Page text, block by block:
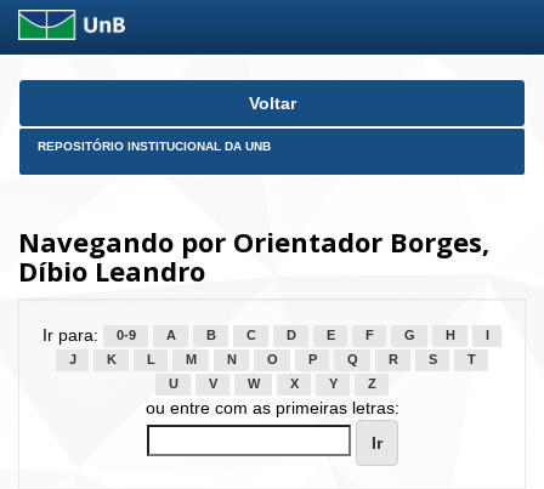
Skip
Voltar
REPOSITÓRIO INSTITUCIONAL DA UNB
Navegando por Orientador Borges,
Díbio Leandro
Ir para: 0-9 A B C D E F G H
J
K L M N O P Q R S
T
U
V W X Y Z
ou entre com as primeiras letras: